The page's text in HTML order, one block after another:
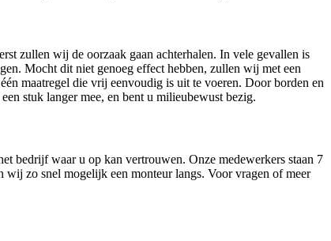
zullen wij de oorzaak gaan achterhalen. In vele gevallen is
Mocht dit niet genoeg effect hebben, zullen wij met een
maatregel die vrij eenvoudig is uit te voeren. Door borden en
stuk langer mee, en bent u milieubewust bezig.
bedrijf waar u op kan vertrouwen. Onze medewerkers staan 7
wij zo snel mogelijk een monteur langs. Voor vragen of meer